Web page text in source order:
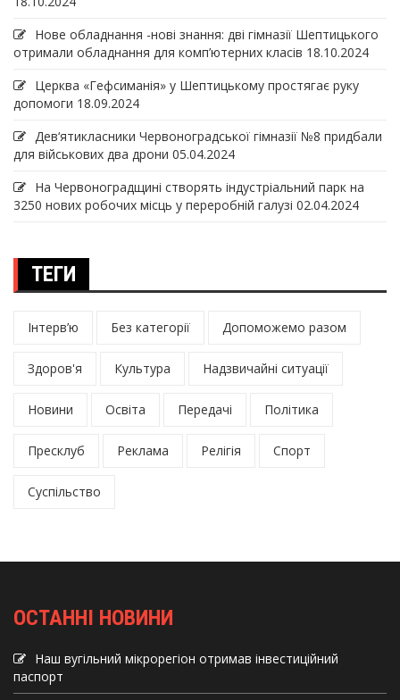
Нове обладнання -нові знання: дві гімназії Шептицького
отримали обладнання для комп’ютерних класів 18.10.2024
Церква «Гефсиманія» у Шептицькому простягає руку
допомоги 18.09.2024
Дев‘ятикласники Червоноградської гімназії №8 придбали
для військових два дрони 05.04.2024
На Червоноградщині створять індустріальний парк на
3250 нових робочих місць у переробній галузі 02.04.2024
ТЕГИ
Інтерв’ю Без категорії Допоможемо разом
Здоров'я Культура Надзвичайні ситуації
Новини Освіта Передачі Політика
Пресклуб Реклама Релігія Спорт
Суспільство
ОСТАННІ НОВИНИ
Наш вугільний мікрорегіон отримав інвеcтиційний
паспорт